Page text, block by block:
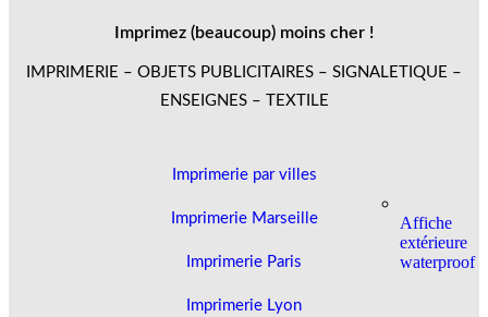
Affiche
extérieure
waterproof
Imprimez (beaucoup) moins cher !
IMPRIMERIE – OBJETS PUBLICITAIRES – SIGNALETIQUE –
ENSEIGNES – TEXTILE
Imprimerie par villes
Imprimerie Marseille
Imprimerie Paris
Imprimerie Lyon